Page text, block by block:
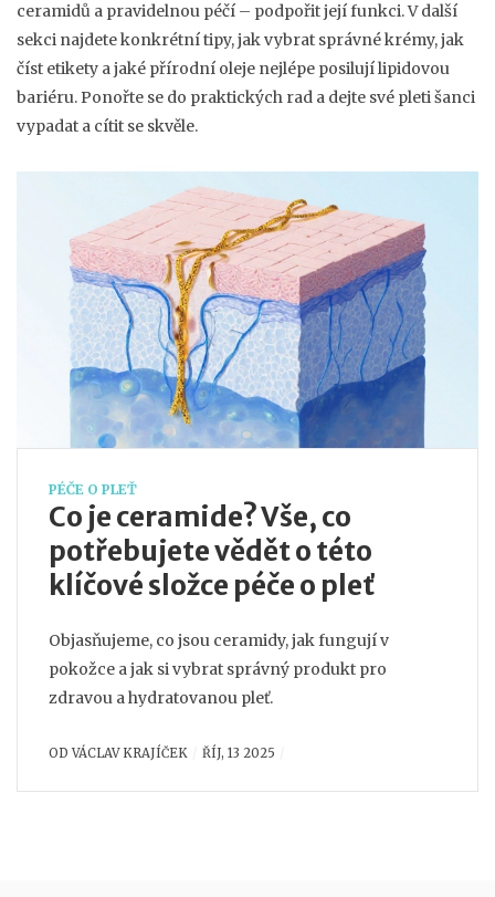
ceramidů a pravidelnou péčí – podpořit její funkci. V další
sekci najdete konkrétní tipy, jak vybrat správné krémy, jak
číst etikety a jaké přírodní oleje nejlépe posilují lipidovou
bariéru. Ponořte se do praktických rad a dejte své pleti šanci
vypadat a cítit se skvěle.
PÉČE O PLEŤ
Co je ceramide? Vše, co
potřebujete vědět o této
klíčové složce péče o pleť
Objasňujeme, co jsou ceramidy, jak fungují v
pokožce a jak si vybrat správný produkt pro
zdravou a hydratovanou pleť.
ODVÁCLAV KRAJÍČEK ŘÍJ, 13 2025